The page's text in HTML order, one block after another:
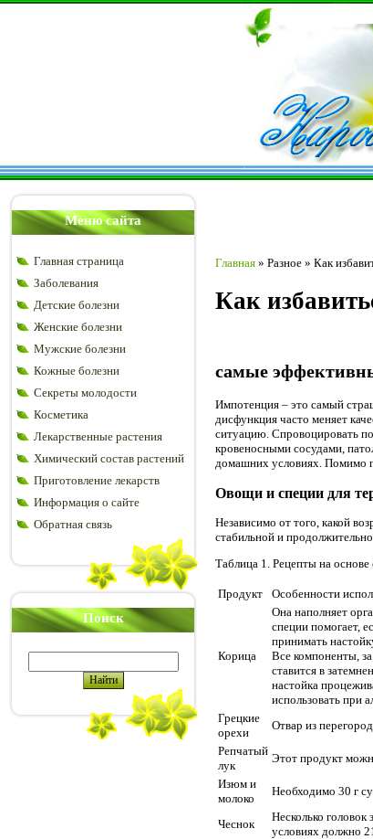
Меню сайта
Главная страница
Заболевания
Детские болезни
Женские болезни
Мужские болезни
Кожные болезни
Секреты молодости
Косметика
Лекарственные растения
Химический состав растений
Приготовление лекарств
Информация о сайте
Обратная связь
Поиск
Главная » Разное » Как
Как
самые
Импотенция – это самый
дисфункция часто меняет
ситуацию. Спровоцировать
кровеносными сосудами,
домашних условиях. Помимо
Овощи и специи для
Независимо от того, какой
стабильной и
Таблица 1. Рецепты на
Продукт Особенности
Корица
Она наполняет
специи помогает,
принимать
Все компоненты,
ставится в
настойка
использовать при
Грецкие
орехи
Отвар из
Репчатый
лук
Этот продукт
Изюм и
молоко
Необходимо 30 г
Чеснок
Несколько
условиях должно